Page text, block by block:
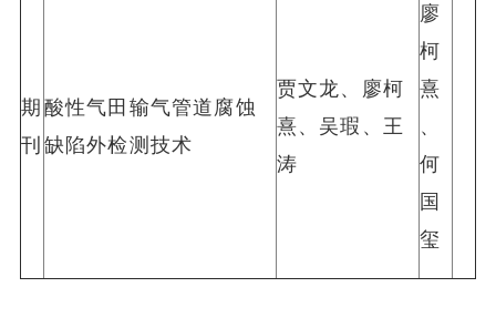
期
刊
酸性气田输气管道腐蚀
缺陷外检测技术
贾文龙、廖柯
熹、吴瑕、王
涛
廖
柯
熹
、
何
国
玺